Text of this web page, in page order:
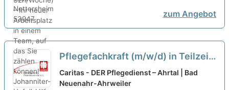
zum Angebot
Pflegefachkraft (m/w/d) in Teilzeit
(ab 50-75%) oder Vollzeit – Dein
neuer Arbeitsplatz in einem
Caritas - DER Pflegedienst – Ahrtal | Bad
Neuenahr-Ahrweiler